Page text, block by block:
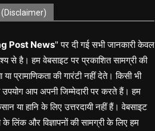
(Disclaimer)
Post News" पर दी गई सभी जानकारी केवल
से है। हम वेबसाइट पर प्रकाशित सामग्री की
या प्रामाणिकता की गारंटी नहीं देते। किसी भी
उपयोग आप अपनी जिम्मेदारी पर करते हैं। हम
या हानि के लिए उत्तरदायी नहीं हैं। वेबसाइट
के लिंक और विज्ञापनों की सामग्री के लिए हम